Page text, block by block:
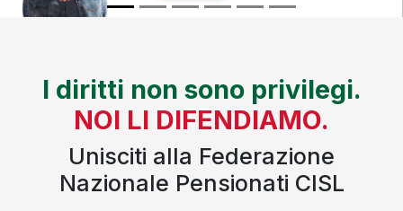
I diritti non sono privilegi.
NOI LI DIFENDIAMO.
Unisciti alla Federazione
Nazionale Pensionati CISL